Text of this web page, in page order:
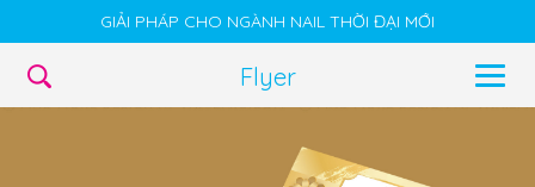
GIẢI PHÁP CHO NGÀNH NAIL THỜI ĐẠI MỚI
Flyer